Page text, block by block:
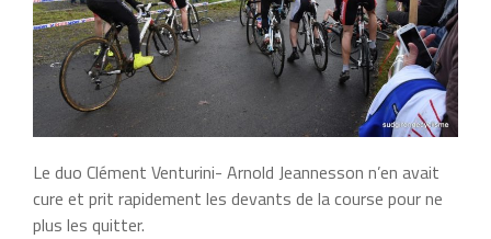
Le duo Clément Venturini- Arnold Jeannesson n’en avait
cure et prit rapidement les devants de la course pour ne
plus les quitter.